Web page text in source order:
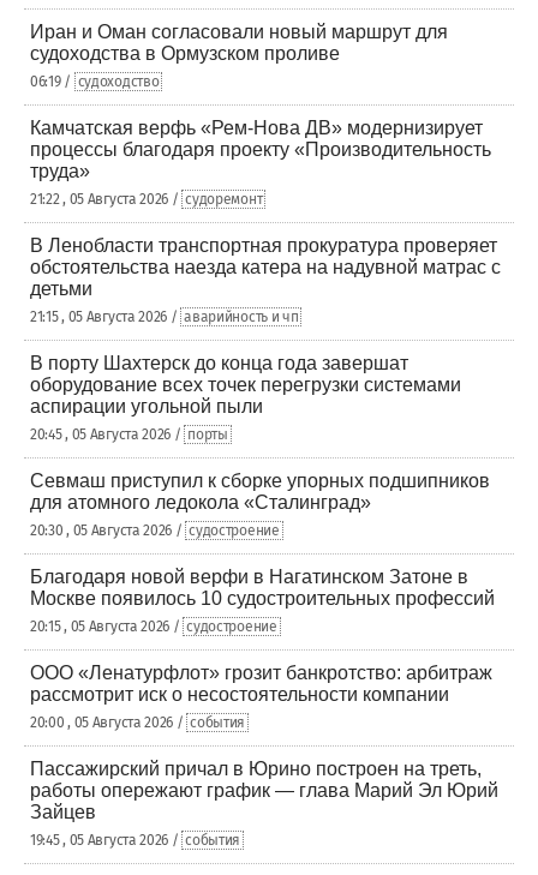
Иран и Оман согласовали новый маршрут для
судоходства в Ормузском проливе
06:19 / судоходство
Камчатская верфь «Рем-Нова ДВ» модернизирует
процессы благодаря проекту «Производительность
труда»
21:22 , 05 Августа 2026 / судоремонт
В Ленобласти транспортная прокуратура проверяет
обстоятельства наезда катера на надувной матрас с
детьми
21:15 , 05 Августа 2026 / аварийность и чп
В порту Шахтерск до конца года завершат
оборудование всех точек перегрузки системами
аспирации угольной пыли
20:45 , 05 Августа 2026 / порты
Севмаш приступил к сборке упорных подшипников
для атомного ледокола «Сталинград»
20:30 , 05 Августа 2026 / судостроение
Благодаря новой верфи в Нагатинском Затоне в
Москве появилось 10 судостроительных профессий
20:15 , 05 Августа 2026 / судостроение
ООО «Ленатурфлот» грозит банкротство: арбитраж
рассмотрит иск о несостоятельности компании
20:00 , 05 Августа 2026 / события
Пассажирский причал в Юрино построен на треть,
работы опережают график — глава Марий Эл Юрий
Зайцев
19:45 , 05 Августа 2026 / события